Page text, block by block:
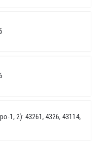
1, 2): 43261, 4326, 43114,